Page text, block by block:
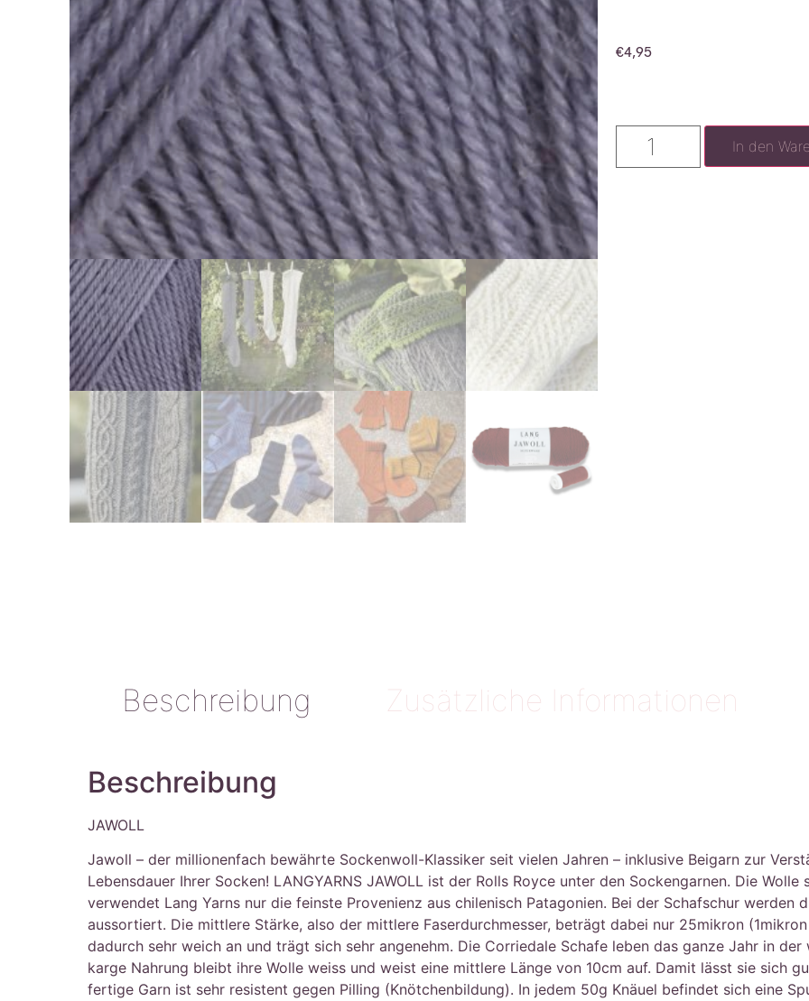
€4,95
In den
Beschreibung Zusätzliche Informationen
Beschreibung
JAWOLL
Jawoll – der millionenfach bewährte Sockenwoll-Klassiker seit vielen Jahren – inklusive Beigarn zur
Lebensdauer Ihrer Socken! LANGYARNS JAWOLL ist der Rolls Royce unter den Sockengarnen. Die
verwendet Lang Yarns nur die feinste Provenienz aus chilenisch Patagonien. Bei der Schafschur werden
aussortiert. Die mittlere Stärke, also der mittlere Faserdurchmesser, beträgt dabei nur 25mikron
dadurch sehr weich an und trägt sich sehr angenehm. Die Corriedale Schafe leben das ganze Jahr in
karge Nahrung bleibt ihre Wolle weiss und weist eine mittlere Länge von 10cm auf. Damit lässt sie sich
fertige Garn ist sehr resistent gegen Pilling (Knötchenbildung). In jedem 50g Knäuel befindet sich eine